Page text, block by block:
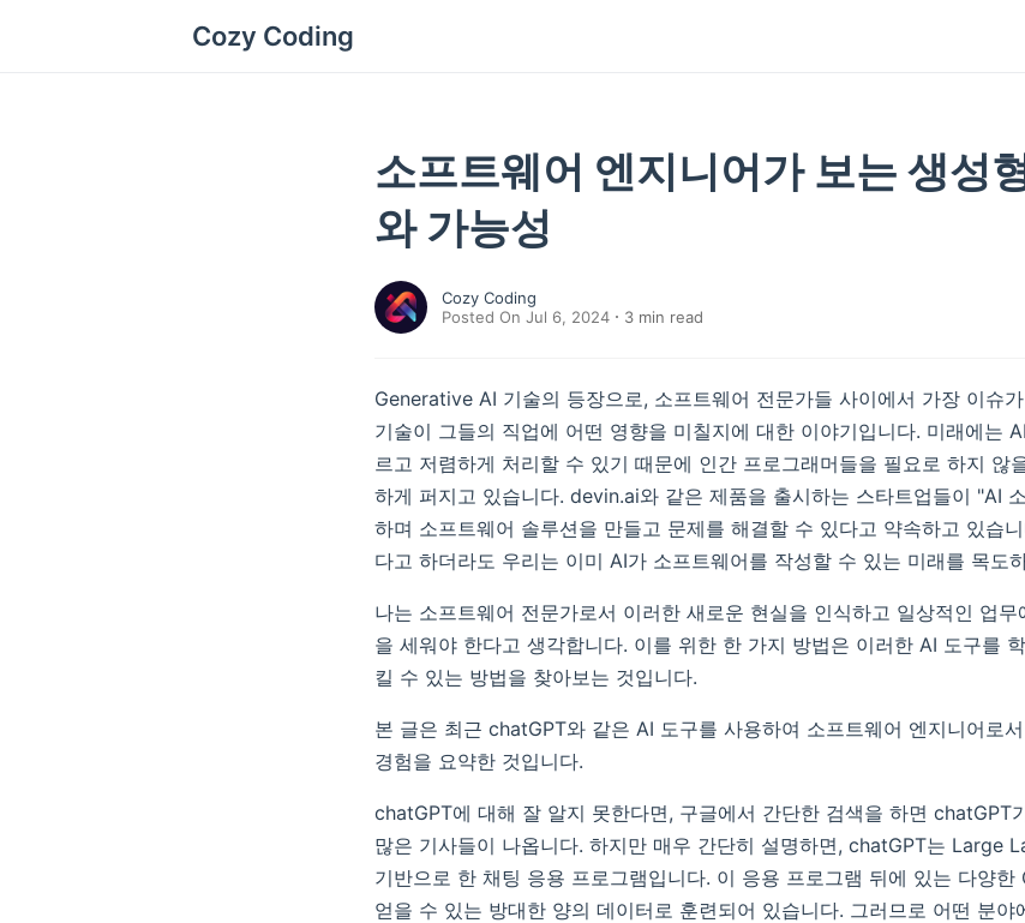
Cozy Coding
소프트웨어 엔지니어가 보는 생성
와 가능성
Cozy Coding
Posted On Jul 6, 2024
3 min read
Generative AI 기술의 등장으로, 소프트웨어 전문가들 사이에서 가장 이슈
기술이 그들의 직업에 어떤 영향을 미칠지에 대한 이야기입니다. 미래에는
르고 저렴하게 처리할 수 있기 때문에 인간 프로그래머들을 필요로 하지 않
하게 퍼지고 있습니다. devin.ai와 같은 제품을 출시하는 스타트업들이 "AI
하며 소프트웨어 솔루션을 만들고 문제를 해결할 수 있다고 약속하고 있습
다고 하더라도 우리는 이미 AI가 소프트웨어를 작성할 수 있는 미래를 목도
나는 소프트웨어 전문가로서 이러한 새로운 현실을 인식하고 일상적인 업
을 세워야 한다고 생각합니다. 이를 위한 한 가지 방법은 이러한 AI 도구를
킬 수 있는 방법을 찾아보는 것입니다.
본 글은 최근 chatGPT와 같은 AI 도구를 사용하여 소프트웨어 엔지니어로
경험을 요약한 것입니다.
chatGPT에 대해 잘 알지 못한다면, 구글에서 간단한 검색을 하면 chatGPT
많은 기사들이 나옵니다. 하지만 매우 간단히 설명하면, chatGPT는 Large
기반으로 한 채팅 응용 프로그램입니다. 이 응용 프로그램 뒤에 있는 다양한
얻을 수 있는 방대한 양의 데이터로 훈련되어 있습니다. 그러므로 어떤 분야